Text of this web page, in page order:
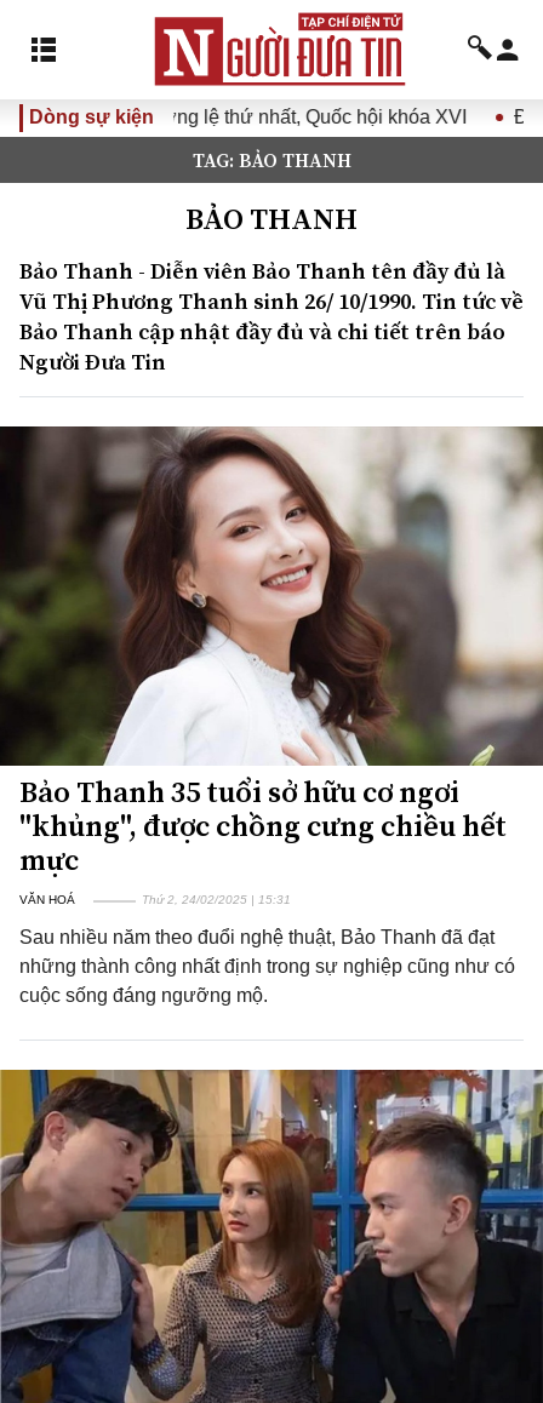
Dòng sự kiện
nhất, Quốc hội khóa XVI Đưa Nghị quyết Đại hội
TAG: BẢO THANH
BẢO THANH
Bảo Thanh - Diễn viên Bảo Thanh tên đầy đủ là
Vũ Thị Phương Thanh sinh 26/ 10/1990. Tin tức về
Bảo Thanh cập nhật đầy đủ và chi tiết trên báo
Người Đưa Tin
Bảo Thanh 35 tuổi sở hữu cơ ngơi
"khủng", được chồng cưng chiều hết
mực
VĂN HOÁ Thứ 2, 24/02/2025 | 15:31
Sau nhiều năm theo đuổi nghệ thuật, Bảo Thanh đã đạt
những thành công nhất định trong sự nghiệp cũng như có
cuộc sống đáng ngưỡng mộ.